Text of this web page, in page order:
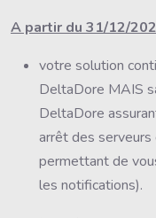
A partir du 31/12/
votre solution
DeltaDore MAIS
DeltaDore
arrêt des
permettant de
les notifications).